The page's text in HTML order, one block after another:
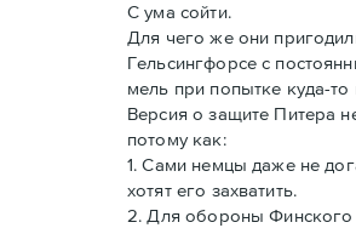
С ума сойти.
Для чего же они
Гельсингфорсе с
мель при попытке куда-то
Версия о защите Питера
потому как:
1. Сами немцы даже не
хотят его захватить.
2. Для обороны Финского